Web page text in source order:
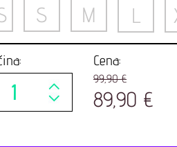
S M L
Cena:
99,90 €
89,90 €